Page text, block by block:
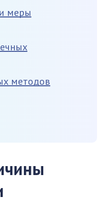
меры
методов